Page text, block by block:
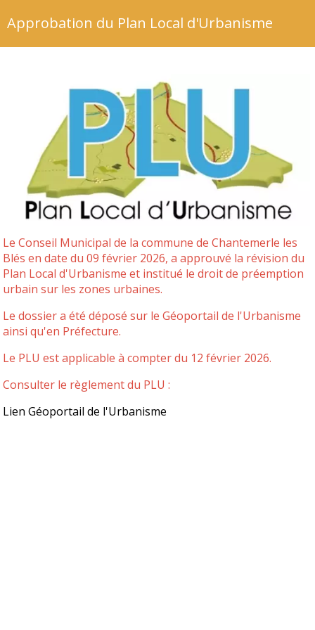
Approbation du Plan Local d'Urbanisme
Le Conseil Municipal de la commune de Chantemerle les
Blés en date du 09 février 2026, a approuvé la révision du
Plan Local d'Urbanisme et institué le droit de préemption
urbain sur les zones urbaines.
Le dossier a été déposé sur le Géoportail de l'Urbanisme
ainsi qu'en Préfecture.
Le PLU est applicable à compter du 12 février 2026.
Consulter le règlement du PLU :
Lien Géoportail de l'Urbanisme